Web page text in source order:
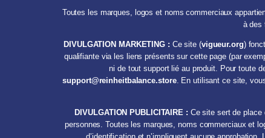
Toutes les marques, logos et noms commerciaux
à des
DIVULGATION MARKETING : Ce site (vigueur.org)
qualifiante via les liens présents sur cette page (par
ni de tout support lié au produit. Pour toute
support@reinheitbalance.store. En utilisant ce site,
DIVULGATION PUBLICITAIRE : Ce site sert de place
personnes. Toutes les marques, noms commerciaux et